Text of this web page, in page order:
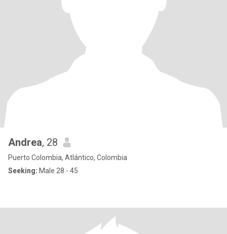
Andrea, 28
Puerto Colombia, Atlántico, Colombia
Seeking: Male 28 - 45